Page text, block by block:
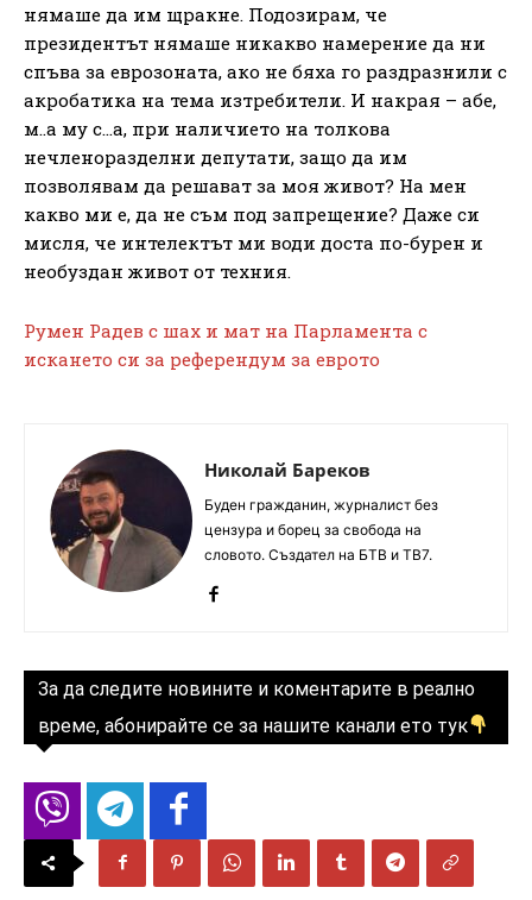
нямаше да им щракне. Подозирам, че
президентът нямаше никакво намерение да ни
спъва за еврозоната, ако не бяха го раздразнили с
акробатика на тема изтребители. И накрая – абе,
м..а му с…а, при наличието на толкова
нечленоразделни депутати, защо да им
позволявам да решават за моя живот? На мен
какво ми е, да не съм под запрещение? Даже си
мисля, че интелектът ми води доста по-бурен и
необуздан живот от техния.
Румен Радев с шах и мат на Парламента с
искането си за референдум за еврото
Николай Бареков
Буден гражданин, журналист без
цензура и борец за свобода на
словото. Създател на БТВ и ТВ7.
За да следите новините и коментарите в реално
време, абонирайте се за нашите канали ето тук